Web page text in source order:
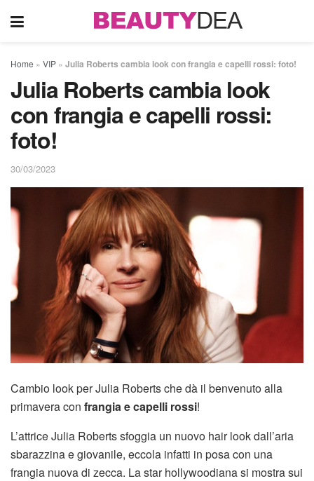
Home » VIP » Julia Roberts cambia look con frangia e capelli rossi: foto!
Julia Roberts cambia look
con frangia e capelli rossi:
foto!
30/03/2023
Cambio look per Julia Roberts che dà il benvenuto alla
primavera con frangia e capelli rossi!
L’attrice Julia Roberts sfoggia un nuovo hair look dall’aria
sbarazzina e giovanile, eccola infatti in posa con una
frangia nuova di zecca. La star hollywoodiana si mostra sui